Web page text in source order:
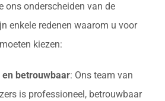
ons onderscheiden van de
enkele redenen waarom u voor
kiezen:
en betrouwbaar: Ons team van
is professioneel, betrouwbaar